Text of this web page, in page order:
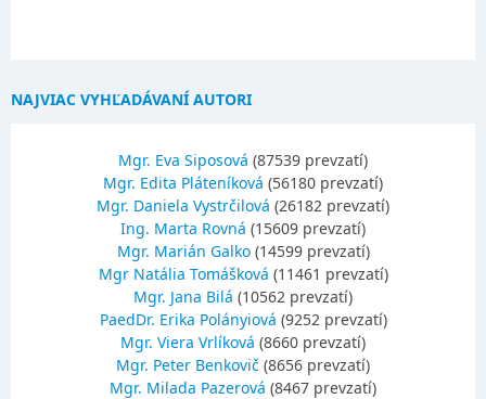
NAJVIAC VYHĽADÁVANÍ AUTORI
Mgr. Eva Siposová (87539 prevzatí)
Mgr. Edita Pláteníková (56180 prevzatí)
Mgr. Daniela Vystrčilová (26182 prevzatí)
Ing. Marta Rovná (15609 prevzatí)
Mgr. Marián Galko(14599 prevzatí)
Mgr Natália Tomášková (11461 prevzatí)
Mgr. Jana Bilá (10562 prevzatí)
PaedDr. Erika Polányiová (9252 prevzatí)
Mgr. Viera Vrlíková (8660 prevzatí)
Mgr. Peter Benkovič (8656 prevzatí)
Mgr. Milada Pazerová (8467 prevzatí)